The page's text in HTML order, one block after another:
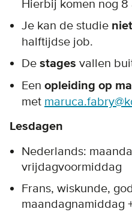
Hierbij komen nog
Je kan de studie
halftijdse job.
De stages vallen
Een opleiding op
met
Lesdagen
Nederlands:
vrijdagvoormiddag
Frans, wiskunde,
maandagnamiddag